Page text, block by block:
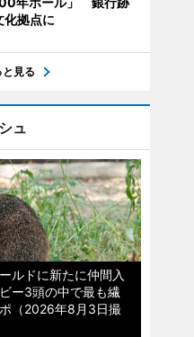
化拠点に
と見る
ュ
ルドに新たに仲間入
ー3頭の中で最も繊
（2026年8月3日撮